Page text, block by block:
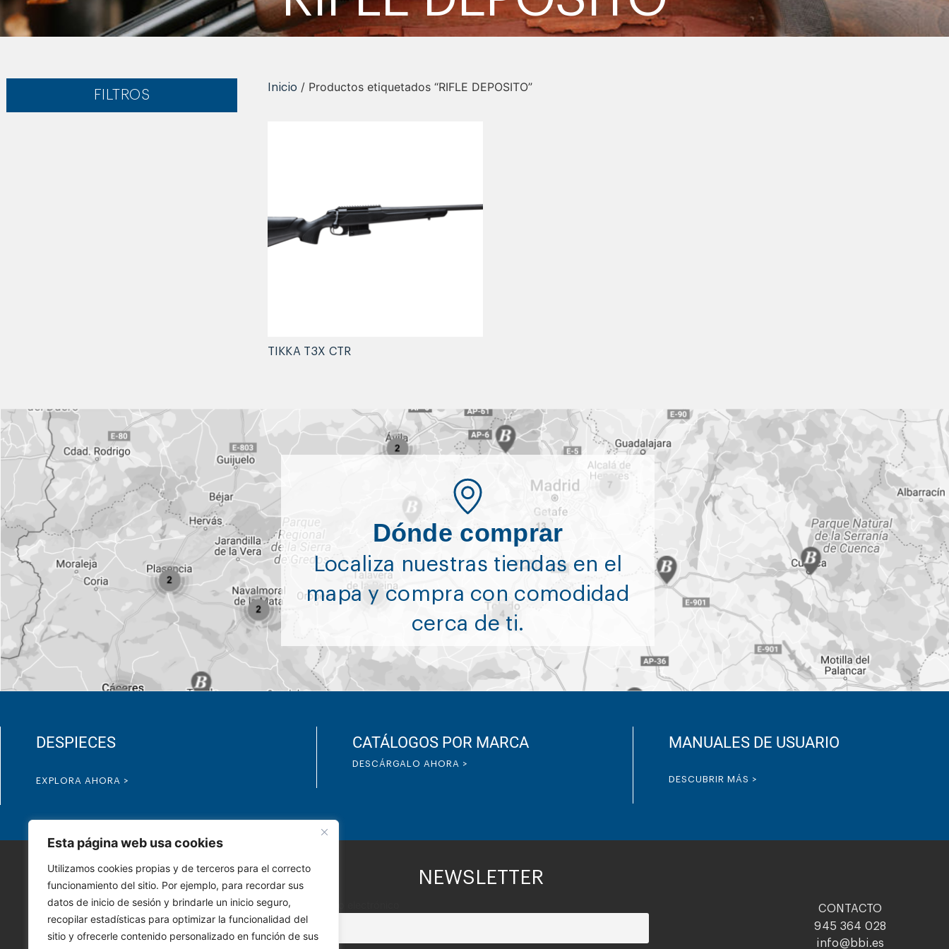
Esta página web usa cookies
Utilizamos cookies propias y de terceros para el correcto
funcionamiento del sitio. Por ejemplo, para recordar sus
datos de inicio de sesión y brindarle un inicio seguro,
recopilar estadísticas para optimizar la funcionalidad del
sitio y ofrecerle contenido personalizado en función de sus
FILTROS
Inicio / Productos etiquetados “RIFLE DEPOSITO”
TIKKA T3X CTR
Dónde comprar
Localiza nuestras tiendas en el
mapa y compra con comodidad
cerca de ti.
DESPIECES
EXPLORA AHORA >
CATÁLOGOS POR MARCA
DESCÁRGALO AHORA >
MANUALES DE USUARIO
DESCUBRIR MÁS >
NEWSLETTER
CONTACTO
945 364 028
info@bbi.es